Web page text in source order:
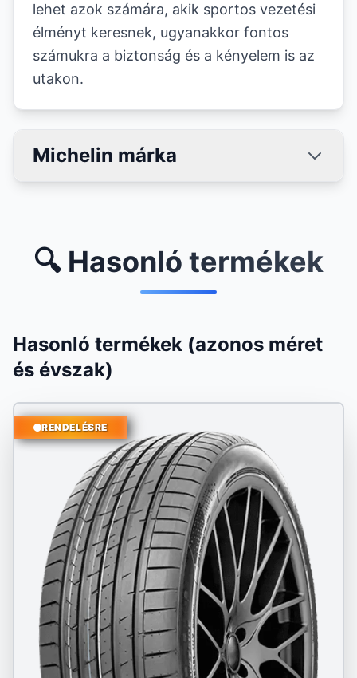
lehet azok számára, akik sportos vezetési
élményt keresnek, ugyanakkor fontos
számukra a biztonság és a kényelem is az
utakon.
Michelin márka
🔍 Hasonló termékek
Hasonló termékek (azonos méret
és évszak)
RENDELÉSRE